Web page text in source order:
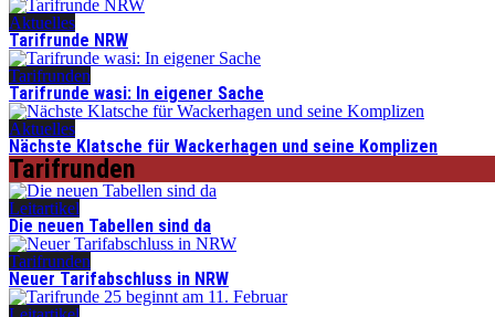
Aktuelles
Tarifrunde NRW
Tarifrunden
Tarifrunde wasi: In eigener Sache
Aktuelles
Nächste Klatsche für Wackerhagen und seine Komplizen
Tarifrunden
Leitartikel
Die neuen Tabellen sind da
Tarifrunden
Neuer Tarifabschluss in NRW